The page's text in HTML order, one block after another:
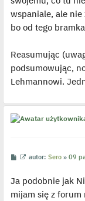
wspaniale, ale nie
bo od tego
Reasumując
podsumowując,
Lehmannowi.
P
t
W
w
e
autor:Sero »09
Ja podobnie jak
mijam się z